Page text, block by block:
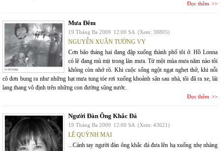
Đọc thêm
Mưa Đêm
19 Tháng Ba 2009 12:00 SA (Xem: 38805)
NGUYỄN XUÂN TƯỜNG VY
Cơn bão tháng hai đang đập xuống thành phố tôi ở. Hồ Lonna
có lẽ đang mù mịt trong làn mưa. Từ một mùa mưa năm nào tôi
không còn nhớ rõ. Khi cuộc sống ngột ngạt nghẹt thở, khi nỗi
cô đơn bung ra như những hạt mưa tung tóe rơi xuống khoảnh sân sau nhà, tôi đã ra xe, lái
lang thang vô định trên những con đường sũng nước.
Đọc thêm
Người Đàn Ông Khắc Đá
19 Tháng Ba 2009 12:00 SA (Xem: 43621)
LÊ QUỲNH MAI
...Cánh tay người đàn ông khắc đá đưa lên hạ xuống nhẹ nhàng